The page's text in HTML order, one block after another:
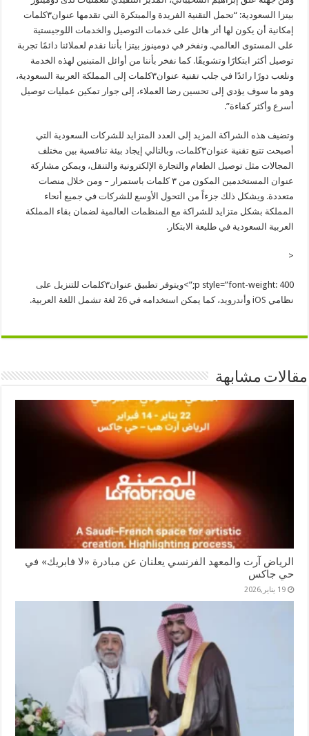
بيتزا السعودية: “تحمل التقنية الفريدة والمبتكرة التي تقدمها عنوان۳كلمات
إمكانية أن يكون لها أثر هائل على خدمات التوصيل والخدمات اللوجيستية
على المستوى العالمي. ونفخر في دومينوز بيتزا بأننا نقدم لعملائنا دائمًا تجربة
توصيل أكثر ابتكارًا وتشويقًا. كما نفخر بأننا من أوائل المتبنين لهذه الخدمة
ونلعب دورًا رائدًا في جلب تقنية عنوان۳كلمات إلى المملكة العربية السعودية،
وهو ما سوف يؤدي إلى تحسين رضا العملاء، إلى جوار تمكين عمليات توصيل
أسرع وأكثر كفاءة”.
وتضيف هذه الشراكة المزيد إلى العدد المتزايد للشركات السعودية التي
أصبحت تتبع تقنية عنوان۳كلمات، وبالتالي إيجاد بيئة تنافسية بين مختلف
المجالات مثل توصيل الطعام والتجارة الإلكترونية والتنقل، ويمكن مشاركة
عنوان المستخدمين المكون من ۳ كلمات باستمرار – ومن خلال منصات
متعددة. ويشكل ذلك جزءاً من التحول الأوسع للشركات في جميع أنحاء
المملكة بشكل متزايد للشراكة مع المنظمات العالمية لضمان بقاء المملكة
العربية السعودية في طليعة الابتكار.
<
p style=”font-weight: 400;”>ويتوفر تطبيق عنوان۳كلمات للتنزيل على
نظامي iOSوأندرويد، كما يمكن استخدامه في 26 لغة تشمل اللغة العربية.
مقالات مشابهة
الرياض آرت والمعهد الفرنسي يعلنان عن مبادرة «لا فابريك» في
حي جاكس
19 يناير,2026